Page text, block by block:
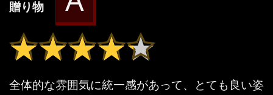
贈り物
★★★★★
★★★★★
全体的な雰囲気に統一感があって、とても良い姿